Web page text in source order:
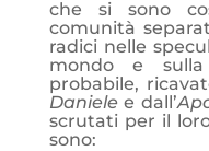
che si sono
comunità
radici nelle
mondo e
probabile,
Danielee dall’
scrutati per il
sono: